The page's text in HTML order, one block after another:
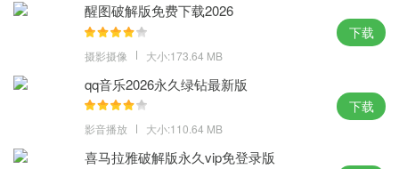
醒图破解版免费下载2026
摄影摄像 大小:173.64 MB
下载
qq音乐2026永久绿钻最新版
影音播放 大小:110.64 MB
下载
喜马拉雅破解版永久vip免登录版